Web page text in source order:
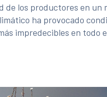
de los productores en un
ha provocado
impredecibles en todo